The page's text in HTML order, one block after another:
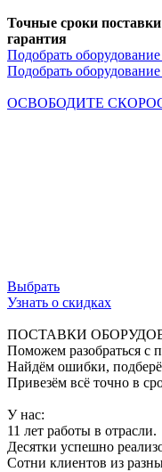
Точные сроки
гарантия
Подобрать
Подобрать
ОСВОБОДИТЕ
Выбрать
Узнать о скидках
ПОСТАВКИ
Поможем разобраться с
Найдём ошибки,
Привезём всё точно в
У нас:
11 лет работы в отрасли.
Десятки успешно
Сотни клиентов из